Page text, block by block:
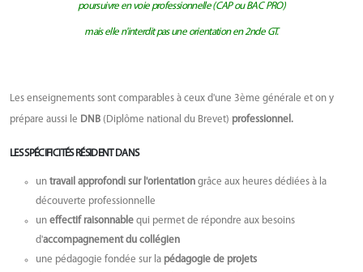
poursuivre en voie professionnelle (CAP ou BAC PRO)
mais elle n'interdit pas une orientation en 2nde GT.
Les enseignements sont comparables à ceux d'une 3ème générale et on y
prépare aussi le DNB (Diplôme national du Brevet) professionnel.
LES SPÉCIFICITÉS RÉSIDENT DANS
un travail approfondi sur l'orientation grâce aux heures dédiées à la
découverte professionnelle
un effectif raisonnable qui permet de répondre aux besoins
d'accompagnement du collégien
une pédagogie fondée sur la pédagogie de projets